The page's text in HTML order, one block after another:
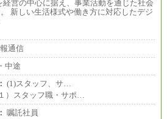
経営の中心に据え、事業活動を通じた社会
新しい生活様式や働き方に対応したデジ
通信
中途
(1)スタッフ、サ…
）スタッフ職・サポ…
嘱託社員